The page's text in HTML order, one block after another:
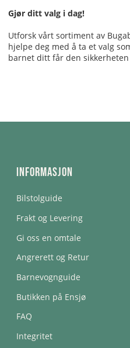
Gjør ditt valg i dag!
Utforsk vårt sortiment av
hjelpe deg med å ta et valg
barnet ditt får den
Informasjon
Bilstolguide
Frakt og Levering
Gi oss en omtale
Angrerett og Retur
Barnevognguide
Butikken på Ensjø
FAQ
Integritet